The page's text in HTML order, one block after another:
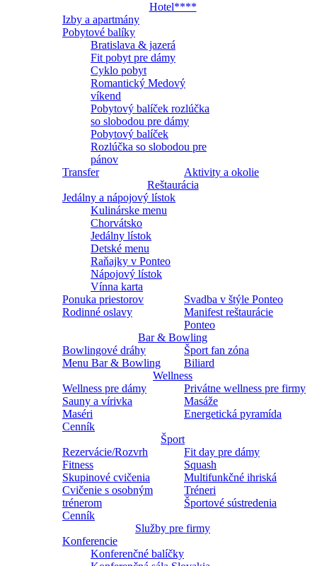
Hotel****
Izby a apartmány
Pobytové balíky
Bratislava & jazerá
Fit pobyt pre dámy
Cyklo pobyt
Romantický Medový
víkend
Pobytový balíček rozlúčka
so slobodou pre dámy
Pobytový balíček
Rozlúčka so slobodou pre
pánov
Transfer
Aktivity a okolie
Reštaurácia
Jedálny a nápojový lístok
Kulinárske menu
Chorvátsko
Jedálny lístok
Detské menu
Raňajky v Ponteo
Nápojový lístok
Vínna karta
Ponuka priestorov
Svadba v štýle Ponteo
Rodinné oslavy
Manifest reštaurácie
Ponteo
Bar & Bowling
Bowlingové dráhy
Šport fan zóna
Menu Bar & Bowling
Biliard
Wellness
Wellness pre dámy
Privátne wellness pre firmy
Sauny a vírivka
Masáže
Maséri
Energetická pyramída
Cenník
Šport
Rezervácie/Rozvrh
Fit day pre dámy
Fitness
Squash
Skupinové cvičenia
Multifunkčné ihriská
Cvičenie s osobným
trénerom
Tréneri
Športové sústredenia
Cenník
Služby pre firmy
Konferencie
Konferenčné balíčky